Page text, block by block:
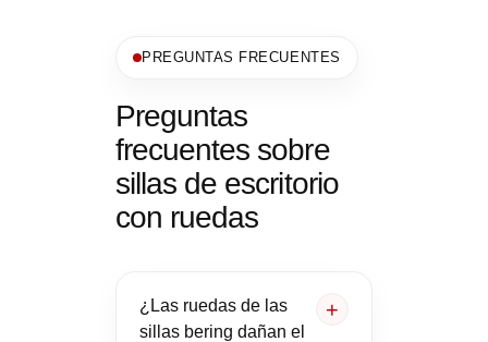
PREGUNTAS FRECUENTES
Preguntas
frecuentes sobre
sillas de escritorio
con ruedas
¿Las ruedas de las
sillas bering dañan el